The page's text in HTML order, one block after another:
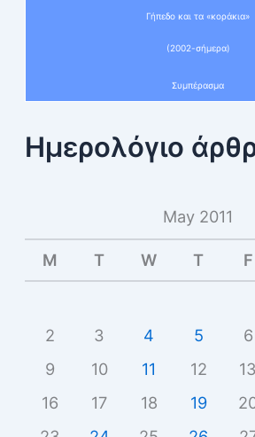
Γήπεδο και τα «κοράκια»
(2002-σήμερα)
Συμπέρασμα
Ημερολόγιο
May 2011
M T W T F
2
3 4 5 6
9
10 11 12 13
16
17 18 19